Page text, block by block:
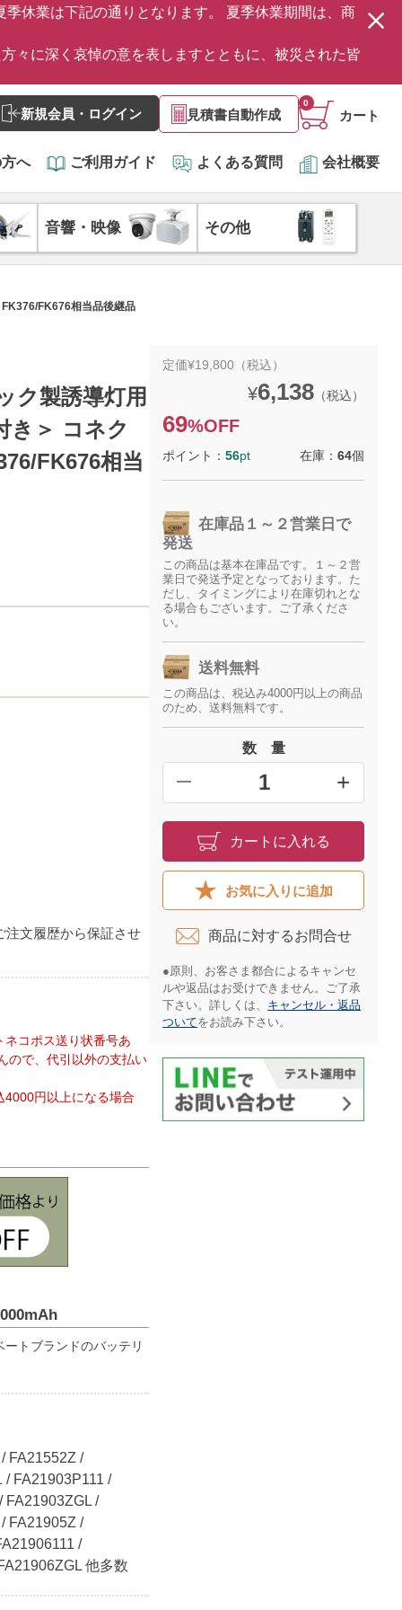
休業は下記の通りとなります。 夏季休業期間は、商
々に深く哀悼の意を表しますとともに、被災された皆
新規会員・ログイン 見積書自動作成 カート
0
へ ご利用ガイド よくある質問 会社概要
音響・映像 その他
FK676相当品後継品
ク製誘導灯用
き＞ コネク
FK676相当
文履歴から保証させ
コポス送り状番号あ
ので、代引以外の支払い
円以上になる場合
トブランドのバッテリ
FA21552Z /
/ FA21903P111 /
FA21903ZGL /
FA21905Z /
/
他多数
定価¥19,800（税込）
¥6,138 （税込）
69%OFF
ポイント：56pt 在庫：64個
在庫品１～２営業日で
発送
この商品は基本在庫品です。１～２営
業日で発送予定となっております。た
だし、タイミングにより在庫切れとな
る場合もございます。ご了承くださ
い。
送料無料
この商品は、税込み4000円以上の商品
のため、送料無料です。
数 量
━ +
カートに入れる
お気に入りに追加
商品に対するお問合せ​
●原則、お客さま都合によるキャンセ
ルや返品はお受けできません。ご了承
下さい。詳しくは、 キャンセル・返品
ついてをお読み下さい。​